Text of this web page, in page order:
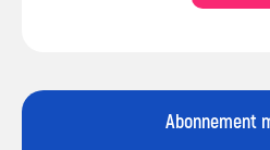
Abonnement